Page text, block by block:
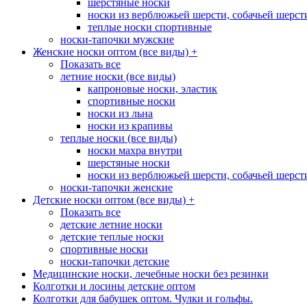
шерстяные носки
носки из верблюжьей шерсти, собачьей
теплые носки спортивные
носки-тапочки мужские
Женские носки оптом (все виды) +
Показать все
летние носки (все виды)
капроновые носки, эластик
спортивные носки
носки из льна
носки из крапивы
теплые носки (все виды)
носки махра внутри
шерстяные носки
носки из верблюжьей шерсти, собачьей
носки-тапочки женские
Детские носки оптом (все виды) +
Показать все
детские летние носки
детские теплые носки
спортивные носки
носки-тапочки детские
Медицинские носки, лечебные носки без резинки
Колготки и лосины детские оптом
Колготки для бабушек оптом. Чулки и гольфы.